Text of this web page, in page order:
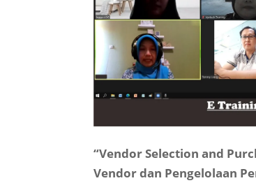
“Vendor Selection and
Vendor dan Pengelolaan